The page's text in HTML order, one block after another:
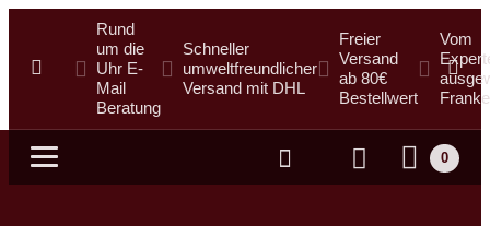
Rund
um die
Uhr E-
Mail
Beratung
Schneller
umweltfreundlicher
Versand mit DHL
Freier
Versand
ab 80€
Bestellwert
Vom
Suche
0